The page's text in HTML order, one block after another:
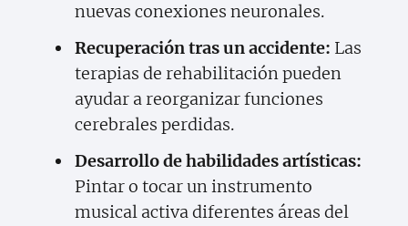
nuevas conexiones neuronales.
Recuperación tras un accidente: Las
terapias de rehabilitación pueden
ayudar a reorganizar funciones
cerebrales perdidas.
Desarrollo de habilidades artísticas:
Pintar o tocar un instrumento
musical activa diferentes áreas del